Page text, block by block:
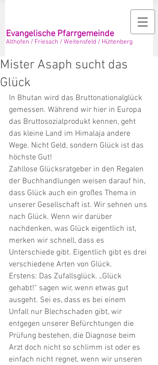
Evangelische Pfarrgemeinde
Althofen / Friesach / Weitensfeld / Hüttenberg
Mister Asaph sucht das
Glück
In Bhutan wird das Bruttonationalglück
gemessen. Während wir hier in Europa
das Bruttosozialprodukt kennen, geht
das kleine Land im Himalaja andere
Wege. Nicht Geld, sondern Glück ist das
höchste Gut!
Zahllose Glücksratgeber in den Regalen
der Buchhandlungen weisen darauf hin,
dass Glück auch ein großes Thema in
unserer Gesellschaft ist. Wir sehnen uns
nach Glück. Wenn wir darüber
nachdenken, was Glück eigentlich ist,
merken wir schnell, dass es
Unterschiede gibt. Eigentlich gibt es drei
verschiedene Arten von Glück.
Erstens: Das Zufallsglück. „Glück
gehabt!“ sagen wir, wenn etwas gut
ausgeht. Sei es, dass es bei einem
Unfall nur Blechschaden gibt, wir
entgegen unserer Befürchtungen die
Prüfung bestehen, die Diagnose beim
Arzt doch nicht so schlimm ist oder es
einfach nicht regnet, wenn wir unseren